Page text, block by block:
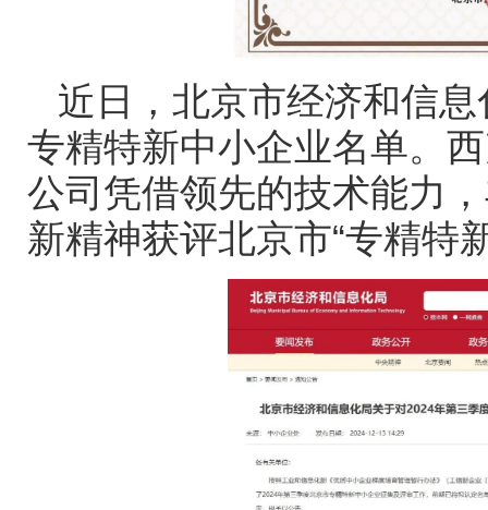
近日，北京市经济和信
专精特新中小企业名单。
公司凭借领先的技术能力
新精神获评北京市“专精特